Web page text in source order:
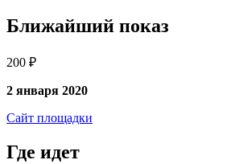
Ближайший показ
200 ₽
2 января 2020
Сайт площадки
Где идет